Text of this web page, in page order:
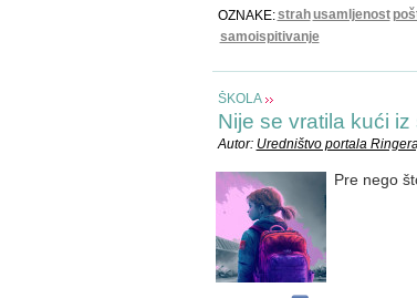
OZNAKE:strahusamljenost
samoispitivanje
ŠKOLA
Nije se vratila kući
Autor: Uredništvo portala
Pre nego